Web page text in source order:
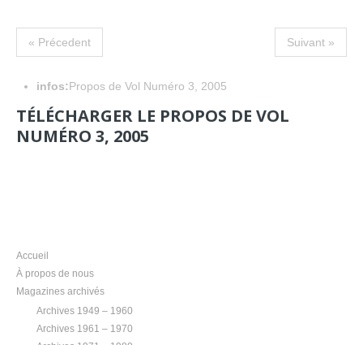
« Précedent Suivant »
infos:Propos de Vol Numéro 3, 2005
TÉLÉCHARGER LE PROPOS DE VOL
NUMÉRO 3, 2005
Accueil
À propos de nous
Magazines archivés
Archives 1949 – 1960
Archives 1961 – 1970